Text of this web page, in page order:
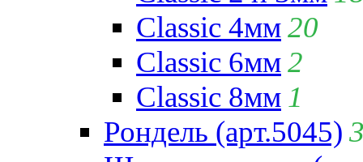
Classic 4мм20
Classic 6мм2
Classic 8мм 1
Рондель (арт.5045)